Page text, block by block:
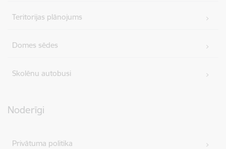
Teritorijas plānojums
Domes sēdes
Skolēnu autobusi
Noderīgi
Privātuma politika